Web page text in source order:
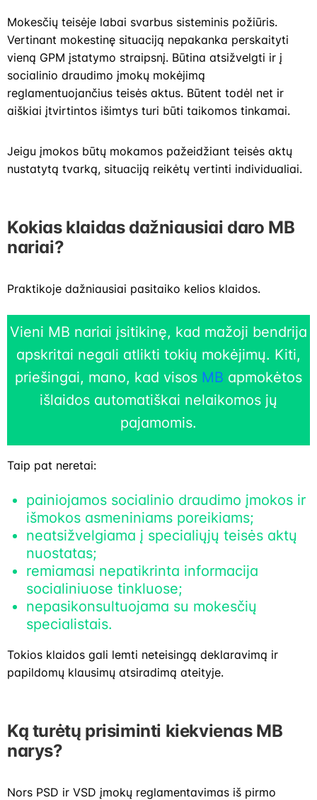
Mokesčių teisėje labai svarbus sisteminis požiūris.
Vertinant mokestinę situaciją nepakanka perskaityti
vieną GPM įstatymo straipsnį. Būtina atsižvelgti ir į
socialinio draudimo įmokų mokėjimą
reglamentuojančius teisės aktus. Būtent todėl net ir
aiškiai įtvirtintos išimtys turi būti taikomos tinkamai.
Jeigu įmokos būtų mokamos pažeidžiant teisės aktų
nustatytą tvarką, situaciją reikėtų vertinti individualiai.
Kokias klaidas dažniausiai daro MB
nariai?
Praktikoje dažniausiai pasitaiko kelios klaidos.
Vieni MB nariai įsitikinę, kad mažoji bendrija
apskritai negali atlikti tokių mokėjimų. Kiti,
priešingai, mano, kad visos MB apmokėtos
išlaidos automatiškai nelaikomos jų
pajamomis.
Taip pat neretai:
painiojamos socialinio draudimo įmokos ir
išmokos asmeniniams poreikiams;
neatsižvelgiama į specialiųjų teisės aktų
nuostatas;
remiamasi nepatikrinta informacija
socialiniuose tinkluose;
nepasikonsultuojama su mokesčių
specialistais.
Tokios klaidos gali lemti neteisingą deklaravimą ir
papildomų klausimų atsiradimą ateityje.
Ką turėtų prisiminti kiekvienas MB
narys?
Nors PSD ir VSD įmokų reglamentavimas iš pirmo